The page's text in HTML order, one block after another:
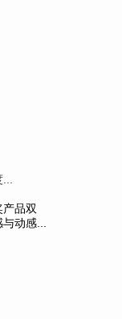
...
产品双
动感...